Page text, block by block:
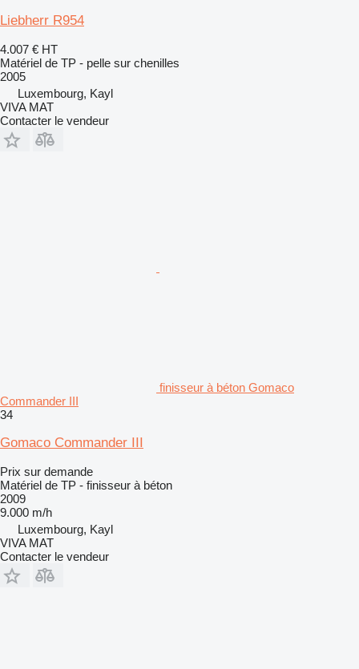
Liebherr R954
4.007 € HT
Matériel de TP - pelle sur chenilles
2005
Luxembourg, Kayl
VIVA MAT
Contacter le vendeur
finisseur à béton Gomaco
Commander III
34
Gomaco Commander III
Prix sur demande
Matériel de TP - finisseur à béton
2009
9.000 m/h
Luxembourg, Kayl
VIVA MAT
Contacter le vendeur